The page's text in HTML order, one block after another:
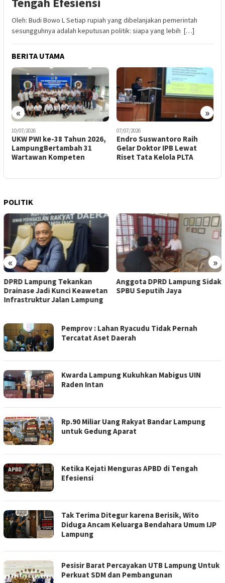
Oleh: Budi Bowo L Setiap rupiah yang dibelanjakan pemerintah
sesungguhnya adalah keputusan politik: siapa yang lebih […]
BERITA UTAMA
« »
10/07/2026
UKW PWI ke-38 Tahun 2026,
LampungBertambah 31
Wartawan Kompeten
07/07/2026
Endro Suswantoro Raih
Gelar Doktor IPB Lewat
Riset Tata Kelola PLTA
POLITIK
« »
DPRD Lampung Tekankan
Drainase Jadi Kunci Keawetan
Infrastruktur Jalan Lampung
Anggota DPRD Lampung Sidak
SPBU Seputih Jaya
RITME
Pemprov : Lahan Ryacudu Tidak Pernah
Tercatat Aset Daerah
Kwarda Lampung Kukuhkan Mabigus UIN
Raden Intan
Rp.90 Miliar Uang Rakyat Bandar Lampung
untuk Gedung Aparat
Ketika Kejati Menguras APBD di Tengah
Efesiensi
Tak Terima Ditegur karena Berisik, Wito
Diduga Ancam Keluarga Bendahara Umum IJP
Lampung
Pesisir Barat Percayakan UTB Lampung Untuk
Perkuat SDM dan Pembangunan